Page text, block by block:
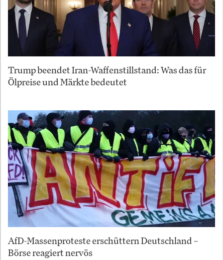
Trump beendet Iran-Waffenstillstand: Was das für
Ölpreise und Märkte bedeutet
AfD-Massenproteste erschüttern Deutschland –
Börse reagiert nervös